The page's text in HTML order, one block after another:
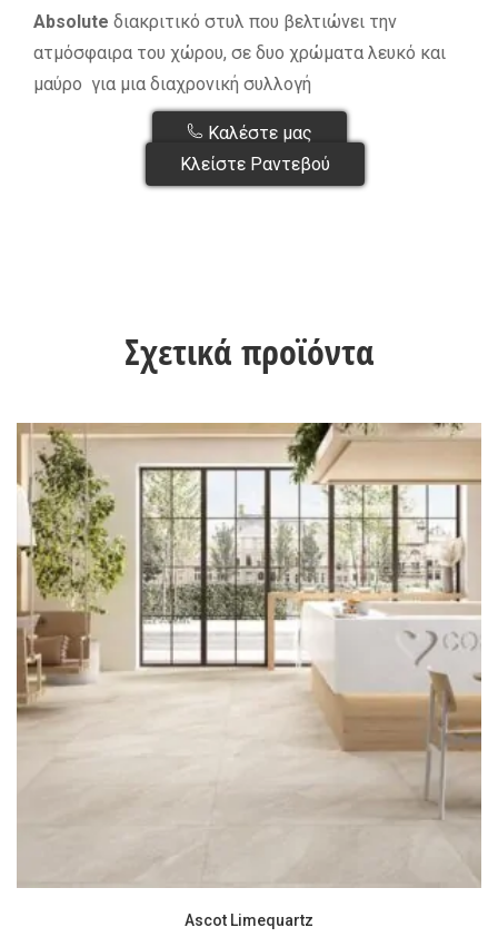
Absolute διακριτικό στυλ που βελτιώνει την
ατμόσφαιρα του χώρου, σε δυο χρώματα λευκό και
μαύρο για μια διαχρονική συλλογή
Καλέστε μας
Κλείστε Ραντεβού
Σχετικά προϊόντα
Ascot Limequartz